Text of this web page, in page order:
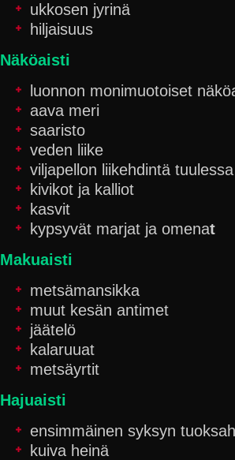
ukkosen jyrinä
hiljaisuus
Näköaisti
luonnon monimuotoiset
aava meri
saaristo
veden liike
viljapellon liikehdintä tuulessa
kivikot ja kalliot
kasvit
kypsyvät marjat ja omenat
Makuaisti
metsämansikka
muut kesän antimet
jäätelö
kalaruuat
metsäyrtit
Hajuaisti
ensimmäinen syksyn
kuiva heinä